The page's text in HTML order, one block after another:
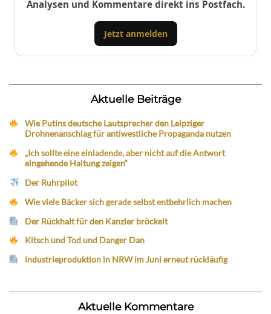
Analysen und Kommentare direkt ins Postfach.
Jetzt anmelden
Aktuelle Beiträge
Wie Putins deutsche Lautsprecher den Leipziger
Drohnenanschlag für antiwestliche Propaganda nutzen
„Ich sollte eine einladende, aber nicht auf die Antwort
eingehende Haltung zeigen“
Der Ruhrpilot
Wie viele Bäcker sich gerade selbst entbehrlich machen
Der Rückhalt für den Kanzler bröckelt
Kitsch und Tod und Danger Dan
Industrieproduktion in NRW im Juni erneut rückläufig
Aktuelle Kommentare